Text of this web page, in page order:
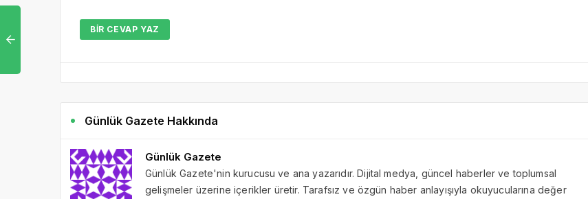
BIR CEVAP YAZ
Günlük Gazete Hakkında
Günlük Gazete
Günlük Gazete'nin kurucusu ve ana yazarıdır. Dijital medya, güncel haberler ve toplumsal
gelişmeler üzerine içerikler üretir. Tarafsız ve özgün haber anlayışıyla okuyucularına değer